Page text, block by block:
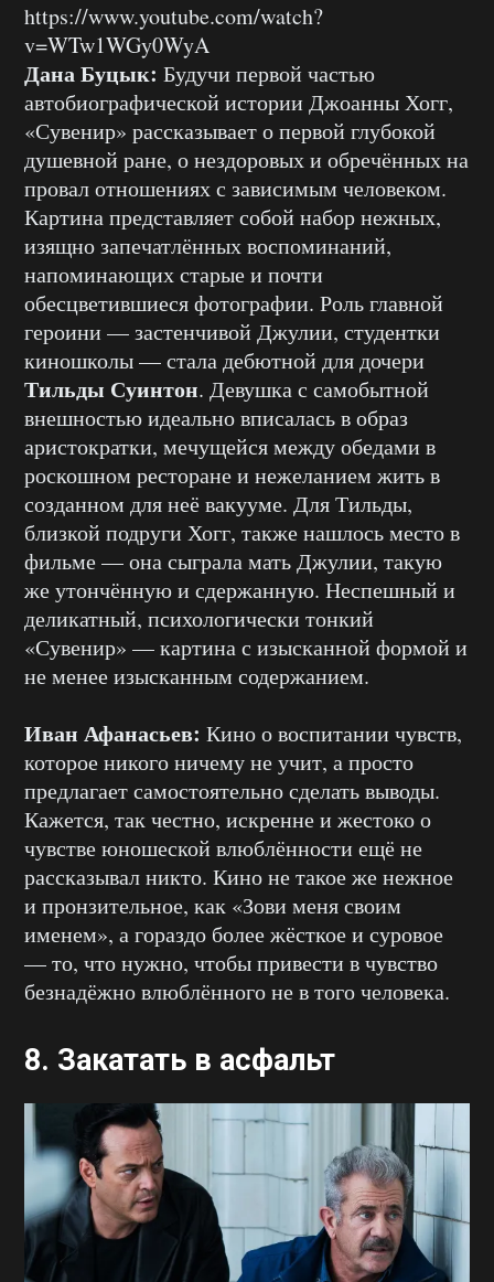
https://www.youtube.com/watch?
v=WTw1WGy0WyA
Дана Буцык: Будучи первой частью
автобиографической истории Джоанны Хогг,
«Сувенир» рассказывает о первой глубокой
душевной ране, о нездоровых и обречённых на
провал отношениях с зависимым человеком.
Картина представляет собой набор нежных,
изящно запечатлённых воспоминаний,
напоминающих старые и почти
обесцветившиеся фотографии. Роль главной
героини — застенчивой Джулии, студентки
киношколы — стала дебютной для дочери
Тильды Суинтон. Девушка с самобытной
внешностью идеально вписалась в образ
аристократки, мечущейся между обедами в
роскошном ресторане и нежеланием жить в
созданном для неё вакууме. Для Тильды,
близкой подруги Хогг, также нашлось место в
фильме — она сыграла мать Джулии, такую
же утончённую и сдержанную. Неспешный и
деликатный, психологически тонкий
«Сувенир» — картина с изысканной формой и
не менее изысканным содержанием.
Иван Афанасьев: Кино о воспитании чувств,
которое никого ничему не учит, а просто
предлагает самостоятельно сделать выводы.
Кажется, так честно, искренне и жестоко о
чувстве юношеской влюблённости ещё не
рассказывал никто. Кино не такое же нежное
и пронзительное, как «Зови меня своим
именем», а гораздо более жёсткое и суровое
— то, что нужно, чтобы привести в чувство
безнадёжно влюблённого не в того человека.
8. Закатать в асфальт